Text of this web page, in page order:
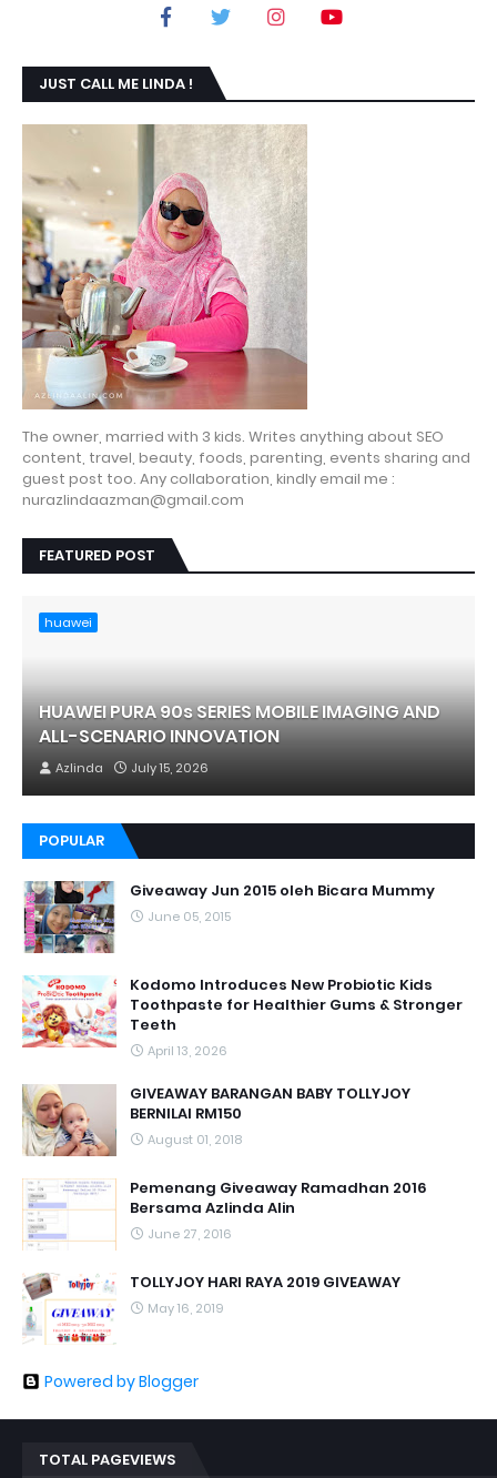
JUST CALL ME LINDA !
The owner, married with 3 kids. Writes anything about SEO
content, travel, beauty, foods, parenting, events sharing and
guest post too. Any collaboration, kindly email me :
nurazlindaazman@gmail.com
FEATURED POST
huawei
HUAWEI PURA 90s SERIES MOBILE IMAGING AND
ALL-SCENARIO INNOVATION
Azlinda July 15, 2026
POPULAR
Giveaway Jun 2015 oleh Bicara Mummy
June 05, 2015
Kodomo Introduces New Probiotic Kids
Toothpaste for Healthier Gums & Stronger
Teeth
April 13, 2026
GIVEAWAY BARANGAN BABY TOLLYJOY
BERNILAI RM150
August 01, 2018
Pemenang Giveaway Ramadhan 2016
Bersama Azlinda Alin
June 27, 2016
TOLLYJOY HARI RAYA 2019 GIVEAWAY
May 16, 2019
Powered by Blogger
TOTAL PAGEVIEWS